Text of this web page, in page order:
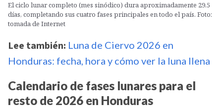
El ciclo lunar completo (mes sinódico) dura aproximadamente 29.5
días, completando sus cuatro fases principales en todo el país. Foto:
tomada de Internet
Lee también: Luna de Ciervo 2026 en
Honduras: fecha, hora y cómo ver la luna llena
Calendario de fases lunares para el
resto de 2026 en Honduras